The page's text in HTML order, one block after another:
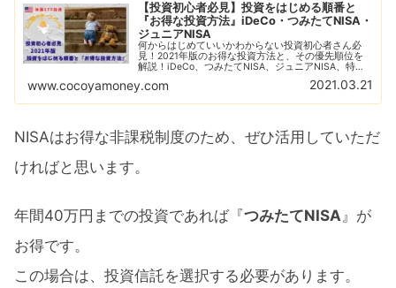
【投資初心者必見】投資をはじめる順番と
『お得な投資方法』iDeCo・つみたてNISA・
ジュニアNISA
何からはじめていいかわからない投資初心者さん必
見！2021年版のお得な投資方法と、その優先順位を
解説！iDeCo、つみたてNISA、ジュニアNISA、特別
口座と、それぞれの特徴とお得度、メリットとデメリ
ットを含めてをわかりやすく説明します。
www.cocoyamoney.com 2021.03.21
NISAはお得な非課税制度のため、ぜひ活用していただ
ければと思います。
年間40万円までの投資であれば『つみたてNISA 』が
お得です。
この場合は、投資信託を選択する必要があります。